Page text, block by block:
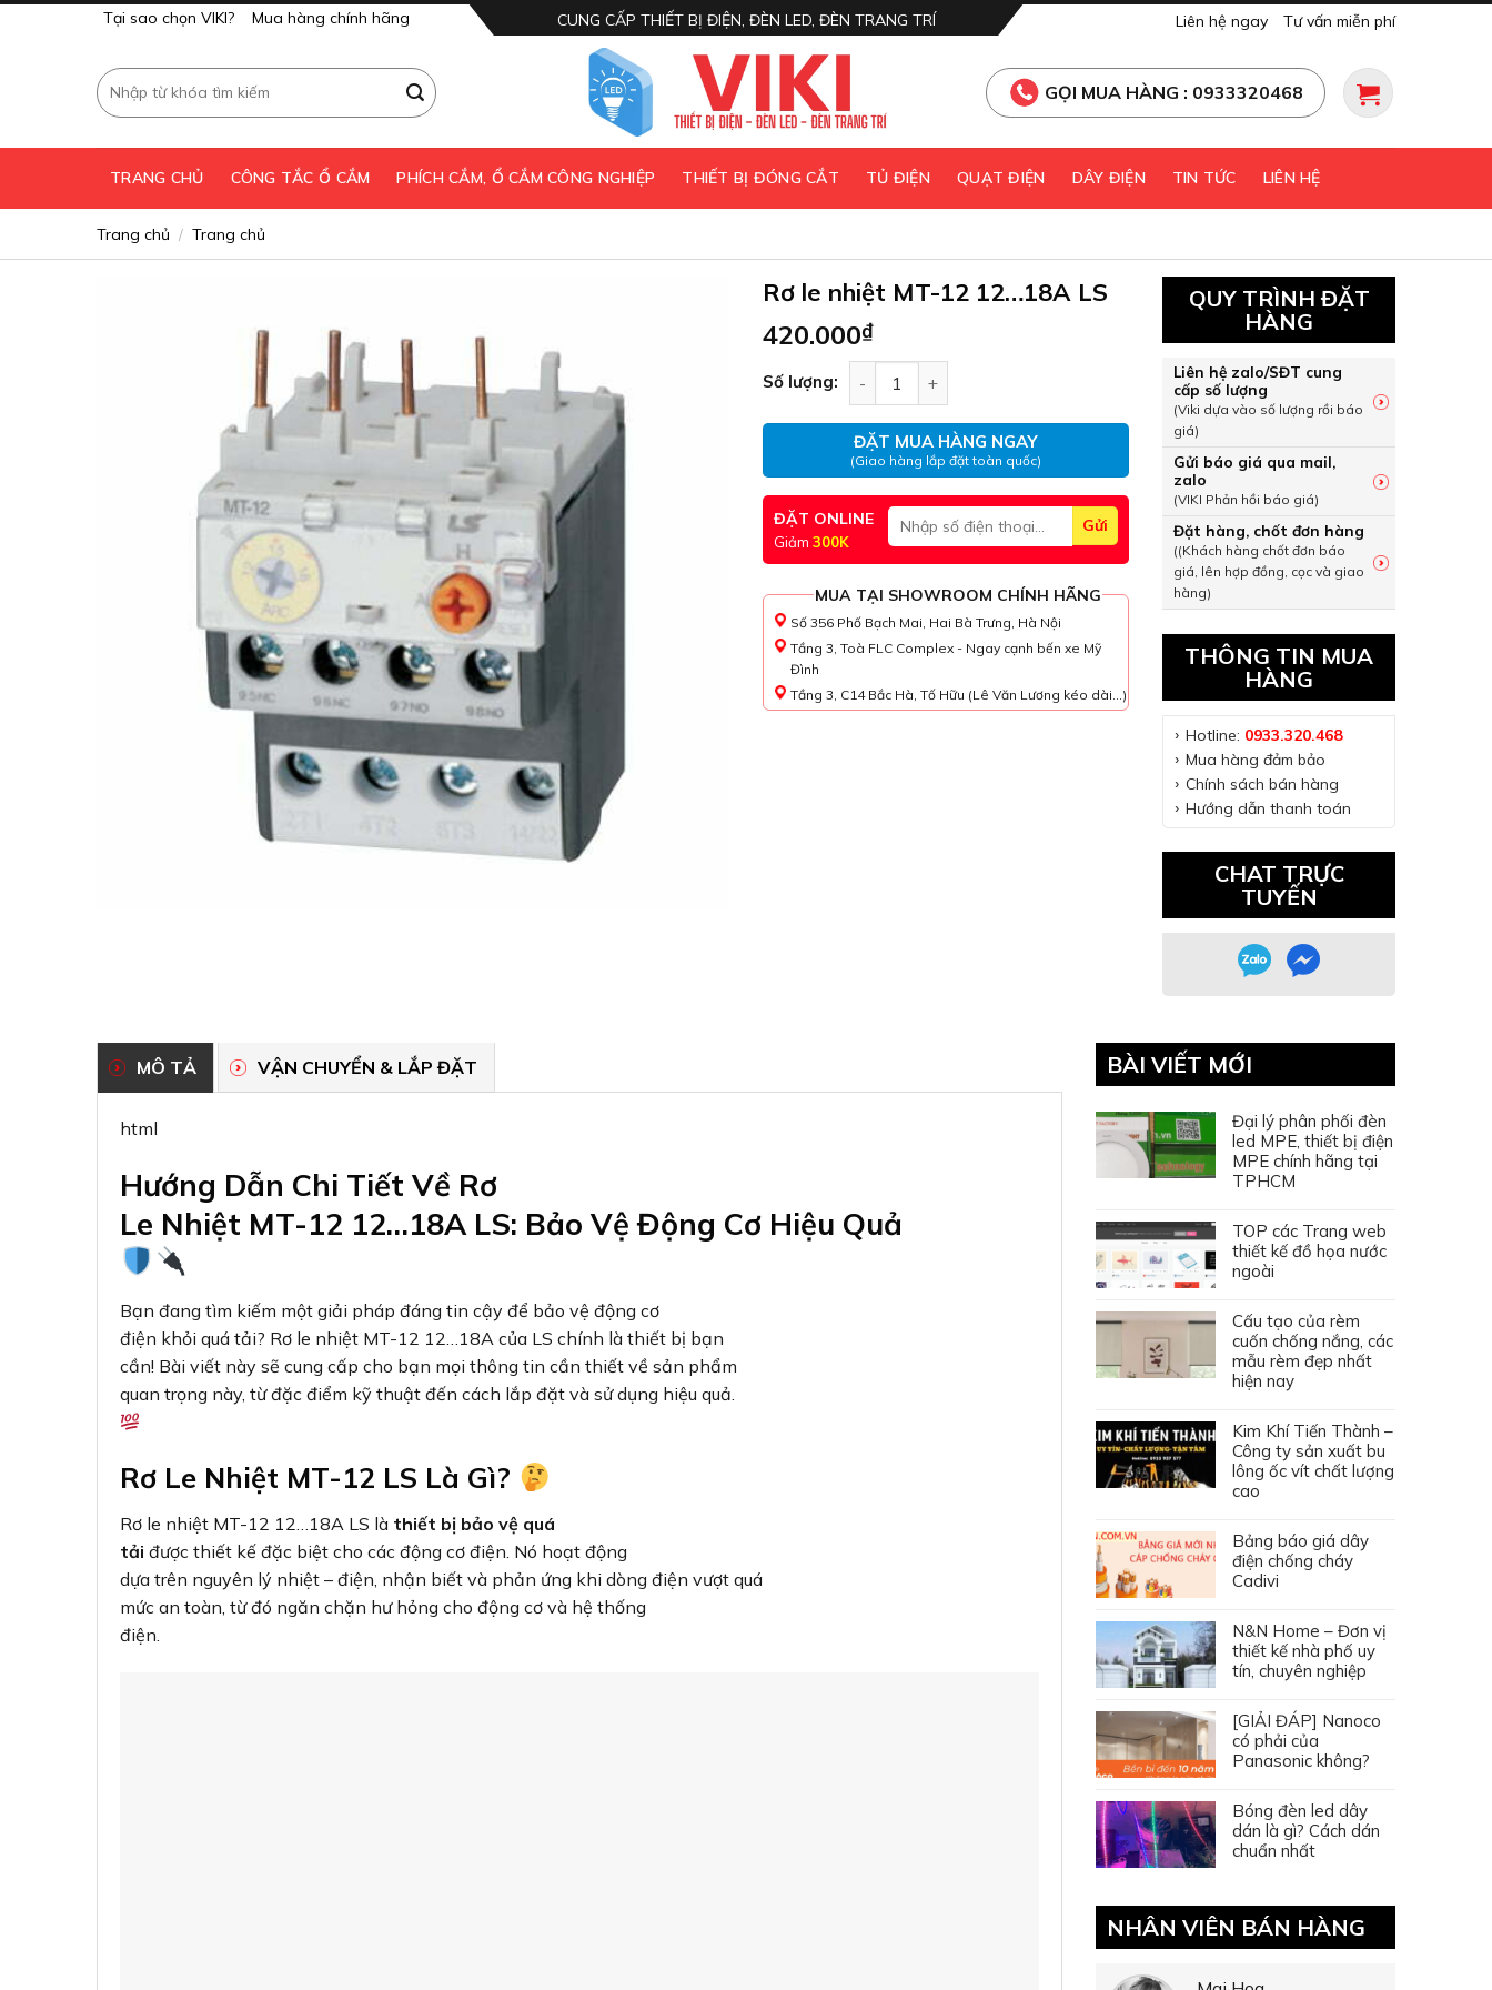
Tại sao chọn VIKI? Mua hàng chính hãng CUNG CẤP THIẾT BỊ ĐIỆN, ĐÈN LED, ĐÈN TRANG TRÍ Liên hệ ngay Tư vấn miễn phí
Tìm
kiếm:
GỌI MUA HÀNG : 0933320468
TRANG CHỦ CÔNG TẮC Ổ CẮM PHÍCH CẮM, Ổ CẮM CÔNG NGHIỆP THIẾT BỊ ĐÓNG CẮT TỦ ĐIỆN QUẠT ĐIỆN DÂY ĐIỆN TIN TỨC LIÊN HỆ
Trang chủ / Trang chủ
Rơ le nhiệt MT-12 12…18A LS
420.000₫
Số lượng:
ĐẶT MUA HÀNG NGAY
(Giao hàng lắp đặt toàn quốc)
ĐẶT ONLINE
Giảm 300K
MUA TẠI SHOWROOM CHÍNH HÃNG
Số 356 Phố Bạch Mai, Hai Bà Trưng, Hà Nội
Tầng 3, Toà FLC Complex - Ngay cạnh bến xe Mỹ
Đình
Tầng 3, C14 Bắc Hà, Tố Hữu (Lê Văn Lương kéo dài...)
QUY TRÌNH ĐẶT
HÀNG
Liên hệ zalo/SĐT cung
cấp số lượng
(Viki dựa vào số lượng rồi báo
giá)
Gửi báo giá qua mail,
zalo
(VIKI Phản hồi báo giá)
Đặt hàng, chốt đơn hàng
((Khách hàng chốt đơn báo
giá, lên hợp đồng, cọc và giao
hàng)
THÔNG TIN MUA
HÀNG
Hotline: 0933.320.468
Mua hàng đảm bảo
Chính sách bán hàng
Hướng dẫn thanh toán
CHAT TRỰC
TUYẾN
MÔ TẢ VẬN CHUYỂN & LẮP ĐẶT
html
Hướng Dẫn Chi Tiết Về Rơ
Le Nhiệt MT-12 12…18A LS: Bảo Vệ Động Cơ Hiệu Quả
Bạn đang tìm kiếm một giải pháp đáng tin cậy để bảo vệ động cơ
điện khỏi quá tải? Rơ le nhiệt MT-12 12…18A của LS chính là thiết bị bạn
cần! Bài viết này sẽ cung cấp cho bạn mọi thông tin cần thiết về sản phẩm
quan trọng này, từ đặc điểm kỹ thuật đến cách lắp đặt và sử dụng hiệu quả.
Rơ Le Nhiệt MT-12 LS Là Gì?
Rơ le nhiệt MT-12 12…18A LS là thiết bị bảo vệ quá
tải được thiết kế đặc biệt cho các động cơ điện. Nó hoạt động
dựa trên nguyên lý nhiệt – điện, nhận biết và phản ứng khi dòng điện vượt quá
mức an toàn, từ đó ngăn chặn hư hỏng cho động cơ và hệ thống
điện.
BÀI VIẾT MỚI
Đại lý phân phối đèn
led MPE, thiết bị điện
MPE chính hãng tại
TPHCM
TOP các Trang web
thiết kế đồ họa nước
ngoài
Cấu tạo của rèm
cuốn chống nắng, các
mẫu rèm đẹp nhất
hiện nay
Kim Khí Tiến Thành –
Công ty sản xuất bu
lông ốc vít chất lượng
cao
Bảng báo giá dây
điện chống cháy
Cadivi
N&N Home – Đơn vị
thiết kế nhà phố uy
tín, chuyên nghiệp
[GIẢI ĐÁP] Nanoco
có phải của
Panasonic không?
Bóng đèn led dây
dán là gì? Cách dán
chuẩn nhất
NHÂN VIÊN BÁN HÀNG